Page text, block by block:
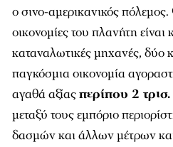
ο σινο-αμερικανικός
οικονομίες του πλανήτη
καταναλωτικές μηχανές, δύο
παγκόσμια οικονομία
αγαθά αξίαςπερίπου 2
μεταξύ τους εμπόριο
δασμών και άλλων μέτρων